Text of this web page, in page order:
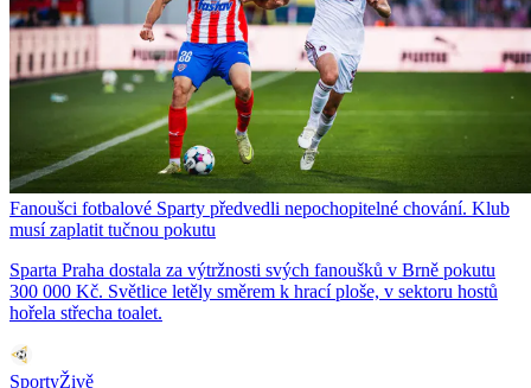
Fanoušci fotbalové Sparty předvedli nepochopitelné chování. Klub
musí zaplatit tučnou pokutu
Sparta Praha dostala za výtržnosti svých fanoušků v Brně pokutu
300 000 Kč. Světlice letěly směrem k hrací ploše, v sektoru hostů
hořela střecha toalet.
SportyŽivě